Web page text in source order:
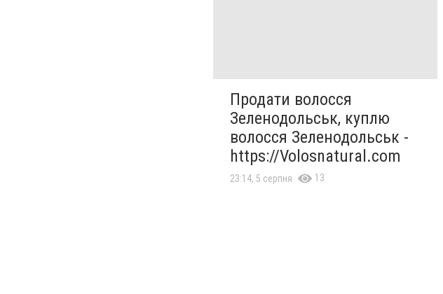
Продати волосся
Зеленодольськ, куплю
волосся Зеленодольськ -
https://Volosnatural.com
23:14, 5 серпня 13